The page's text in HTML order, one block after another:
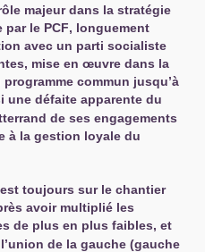
majeur dans la stratégie
par le PCF, longuement
avec un parti socialiste
mise en œuvre dans la
commun jusqu’à
une défaite apparente du
de ses engagements
à la gestion loyale du
toujours sur le chantier
avoir multiplié les
de plus en plus faibles, et
de la gauche (gauche